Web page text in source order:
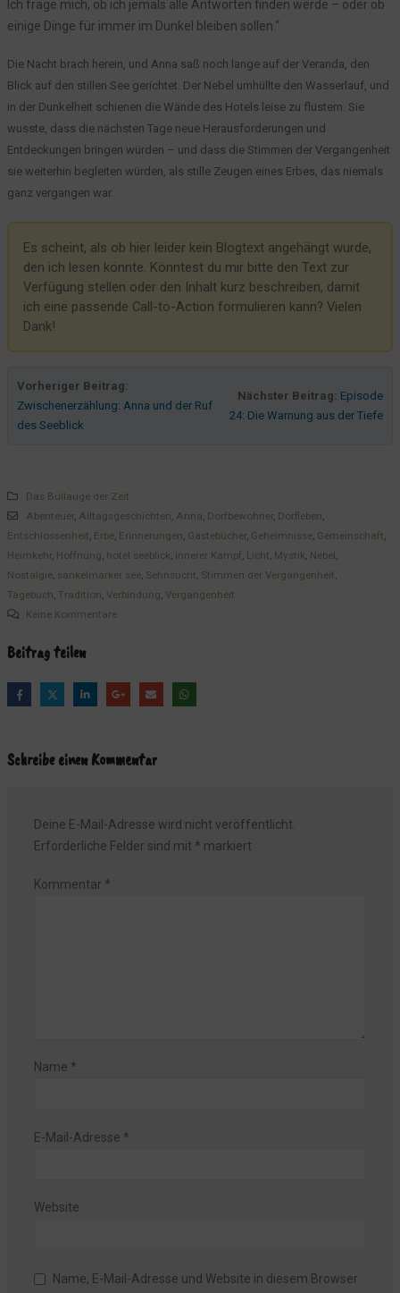
Ich frage mich, ob ich jemals alle Antworten finden werde – oder ob
einige Dinge für immer im Dunkel bleiben sollen.“
Die Nacht brach herein, und Anna saß noch lange auf der Veranda, den
Blick auf den stillen See gerichtet. Der Nebel umhüllte den Wasserlauf, und
in der Dunkelheit schienen die Wände des Hotels leise zu flüstern. Sie
wusste, dass die nächsten Tage neue Herausforderungen und
Entdeckungen bringen würden – und dass die Stimmen der Vergangenheit
sie weiterhin begleiten würden, als stille Zeugen eines Erbes, das niemals
ganz vergangen war.
Es scheint, als ob hier leider kein Blogtext angehängt wurde,
den ich lesen könnte. Könntest du mir bitte den Text zur
Verfügung stellen oder den Inhalt kurz beschreiben, damit
ich eine passende Call-to-Action formulieren kann? Vielen
Dank!
Vorheriger Beitrag:
Zwischenerzählung: Anna und der Ruf
des Seeblick
Nächster Beitrag: Episode
24: Die Warnung aus der Tiefe
Das Bullauge der Zeit
Abenteuer, Alltagsgeschichten Anna Dorfbewohner, Dorfleben
Entschlossenheit Erbe Erinnerungen Gästebücher, Geheimnisse Gemeinschaft
Heimkehr, Hoffnung hotel seeblick innerer Kampf Licht Mystik Nebel
Nostalgie sankelmarker see Sehnsucht Stimmen der Vergangenheit
Tagebuch Tradition Verbindung Vergangenheit
Keine Kommentare
Beitrag teilen
Schreibe einen Kommentar
Deine E-Mail-Adresse wird nicht veröffentlicht.
Erforderliche Felder sind mit * markiert
Kommentar *
Name *
E-Mail-Adresse *
Website
Name, E-Mail-Adresse und Website in diesem Browser